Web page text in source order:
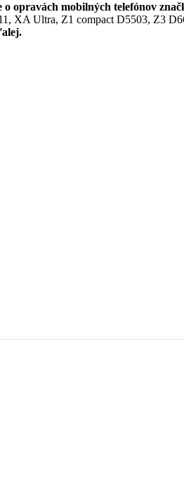
opravách mobilných telefónov
XA Ultra, Z1 compact D5503, Z3